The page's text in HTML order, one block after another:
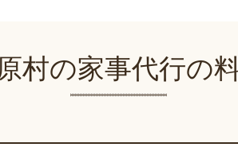
村の家事代行の